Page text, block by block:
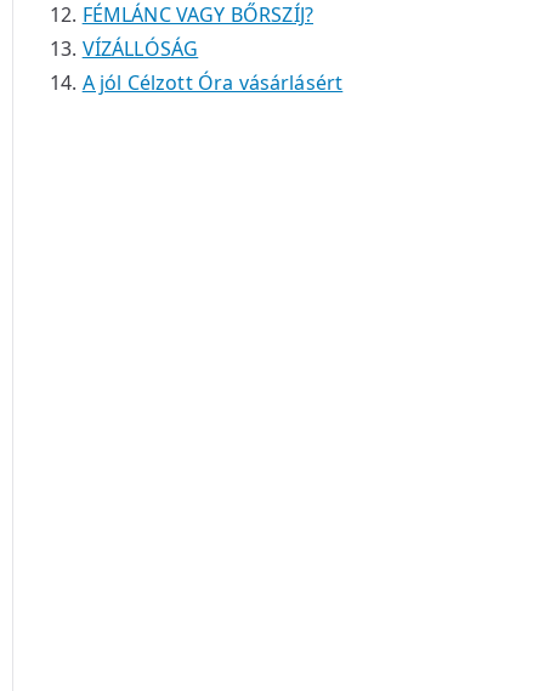
FÉMLÁNC VAGY BŐRSZÍJ?
VÍZÁLLÓSÁG
A jól Célzott Óra vásárlásért